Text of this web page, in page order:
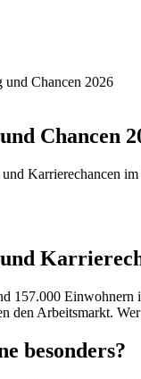
Chancen 2026
Chancen
Karrierechancen
den Arbeitsmarkt.
besonders?